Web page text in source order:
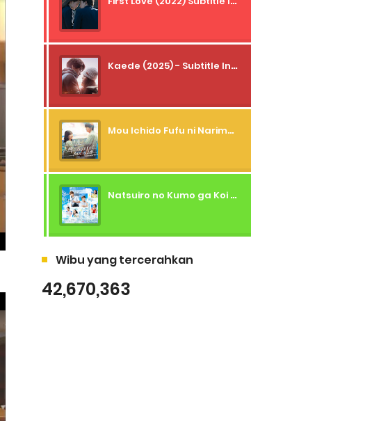
Kaede (2025) - Subtitle Indonesia
Mou Ichido Fufu ni Narimasu ka? (2026) - 01 Subtitle Indonesia
Natsuiro no Kumo ga Koi to Arashi wo Makiokosu (2026) - 01 Subtitle Indonesia
Wibu yang tercerahkan
42,670,363